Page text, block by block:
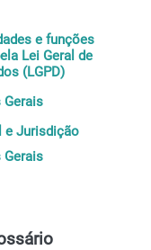
e funções
Lei Geral de
(LGPD)
Gerais
e Jurisdição
Gerais